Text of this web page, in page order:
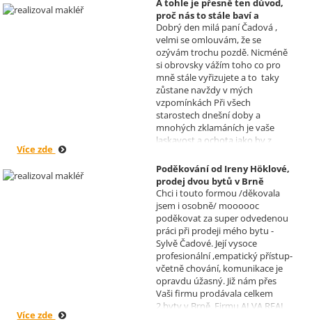
A tohle je přesně ten důvod,
proč nás to stále baví a
naplňuje, poděkování od pana
Míška.
Realizoval makléř: Sylva
Čadová
Dobrý den milá paní Čadová ,
velmi se omlouvám, že se
ozývám trochu pozdě. Nicméně
si obrovsky vážím toho co pro
mně stále vyřizujete a to taky
zůstane navždy v mých
vzpomínkách Při všech
starostech dnešní doby a
mnohých zklamáních je vaše
laskavost a ochota jako by z
informace a děkuji za vaše úsilí.
Zatím se mějte moc a moc hezky.
S pozdravem Pavel Míšek
Více zde
Poděkování od Ireny Höklové,
prodej dvou bytů v Brně
Realizoval makléř: Sylva
Čadová
Chci i touto formou /děkovala
jsem i osobně/ moooooc
poděkovat za super odvedenou
práci při prodeji mého bytu -
Sylvě Čadové. Její vysoce
profesionální ,empatický přístup-
včetně chování, komunikace je
opravdu úžasný. Již nám přes
Vaši firmu prodávala celkem
2.byty v Brně. Firmu ALVA REAL
Více zde